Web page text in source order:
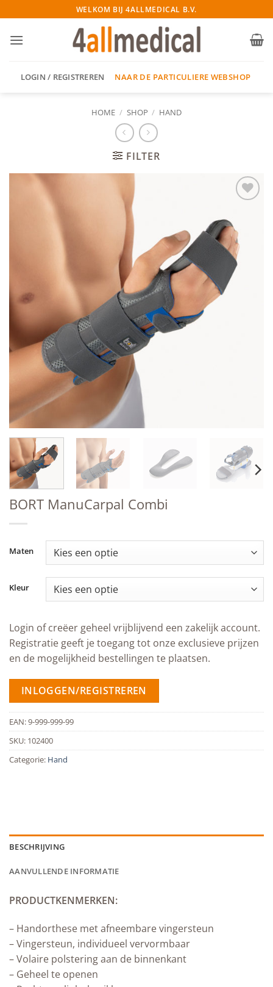
naar
inhoud
WELKOM BIJ 4ALLMEDICAL B.V.
LOGIN / REGISTREREN NAAR DE PARTICULIERE WEBSHOP
HOME / SHOP / HAND
FILTER
wishlist
BORT ManuCarpal Combi
Maten
Kleur
Login of creëer geheel vrijblijvend een zakelijk account.
Registratie geeft je toegang tot onze exclusieve prijzen
en de mogelijkheid bestellingen te plaatsen.
INLOGGEN/REGISTREREN
EAN:9-999-999-99
SKU: 102400
Categorie: Hand
BESCHRIJVING
AANVULLENDE INFORMATIE
PRODUCTKENMERKEN:
– Handorthese met afneembare vingersteun
– Vingersteun, individueel vervormbaar
– Volaire polstering aan de binnenkant
– Geheel te openen